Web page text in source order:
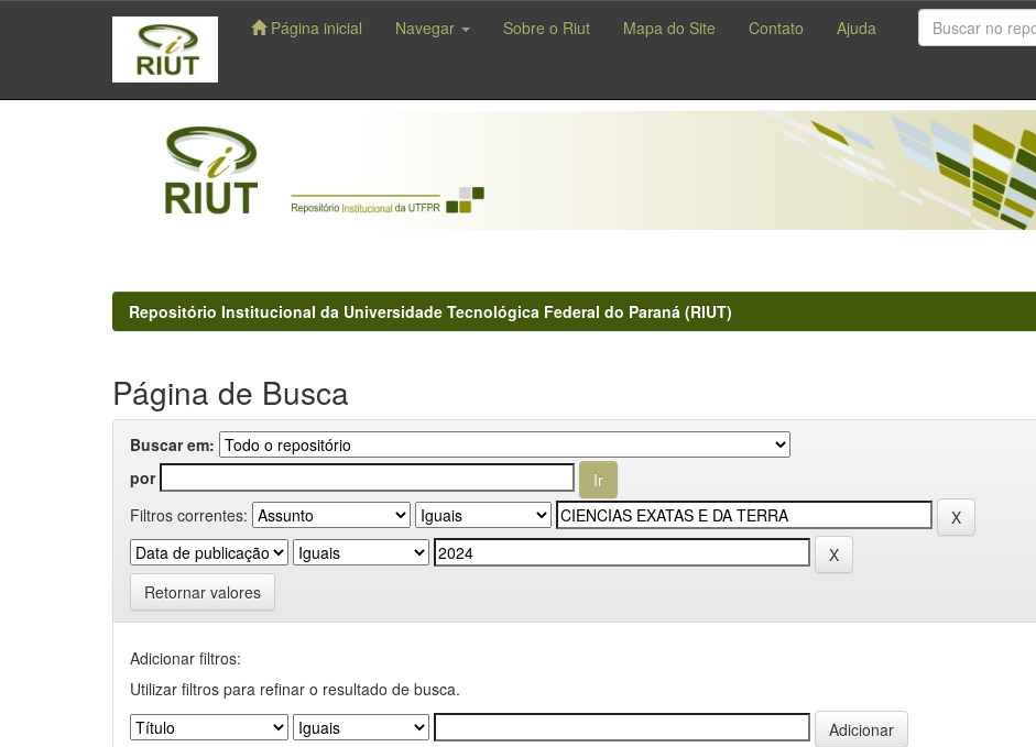
navigation
Página inicial Navegar Sobre o Riut Mapa do Site Contato Ajuda
Repositório Institucional da Universidade Tecnológica Federal do Paraná (RIUT)
Página de Busca
Buscar em:
por
Filtros correntes:
Retornar valores
Adicionar filtros:
Utilizar filtros para refinar o resultado de busca.